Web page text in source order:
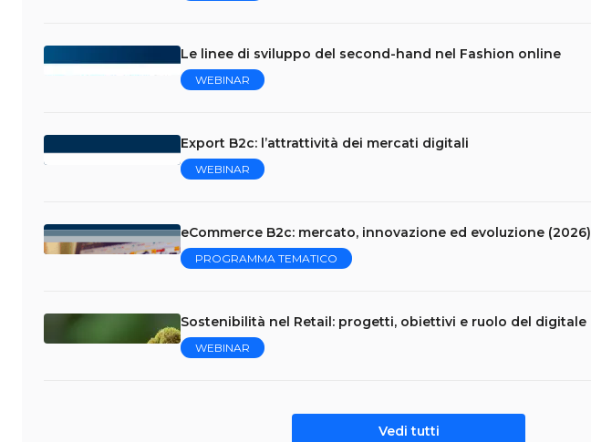
Le linee di sviluppo del second-hand nel Fashion online
WEBINAR
Export B2c: l’attrattività dei mercati digitali
WEBINAR
eCommerce B2c: mercato, innovazione ed evoluzione (2026)
PROGRAMMA TEMATICO
Sostenibilità nel Retail: progetti, obiettivi e ruolo del digitale
WEBINAR
Vedi tutti